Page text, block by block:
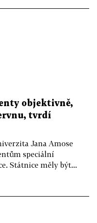
objektivně,
tvrdí
Jana Amose
speciální
Státnice měly být...